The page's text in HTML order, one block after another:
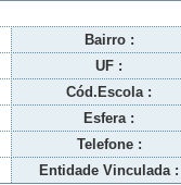
Bairro :
UF :
Cód.Escola :
Esfera :
Telefone :
Entidade Vinculada :